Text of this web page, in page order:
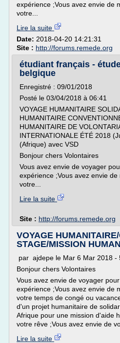
expérience ;Vous avez envie de
votre...
Lire la suite
Date: 2018-04-20 14:21:31
Site : http://forums.remede.org
étudiant français -
belgique
Enregistré : 09/01/2018
Posté le 03/04/2018 à 06:41
VOYAGE HUMANITAIRE
HUMANITAIRE
HUMANITAIRE DE
INTERNATIONALE ÉTÉ 2018
(Afrique) avec VSD
Bonjour chers Volontaires
Vous avez envie de voyager
expérience ;Vous avez envie
votre...
Lire la suite
Site : http://forums.remede.org
VOYAGE
STAGE/MISSION
par ajdepe le Mar 6 Mar 2018 -
Bonjour chers Volontaires
Vous avez envie de voyager
expérience ;Vous avez envie de
votre temps de congé ou
d'un projet humanitaire de
Afrique pour une mission d'aide
votre rêve ;Vous avez envie de
Lire la suite